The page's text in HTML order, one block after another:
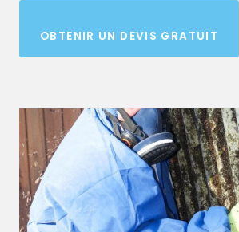
OBTENIR UN DEVIS GRATUIT